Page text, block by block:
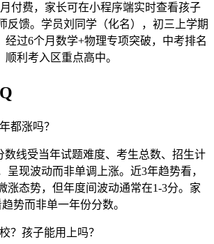
付费，家长可在小程序端实时查看孩子
反馈。学员刘同学（化名），初三上学期
经过6个月数学+物理专项突破，中考排名
利考入区重点高中。
都涨吗？
数线受当年试题难度、考生总数、招生计
呈现波动而非单调上涨。近3年趋势看，
涨态势，但年度间波动通常在1-3分。家
势而非单一年份分数。
？孩子能用上吗？